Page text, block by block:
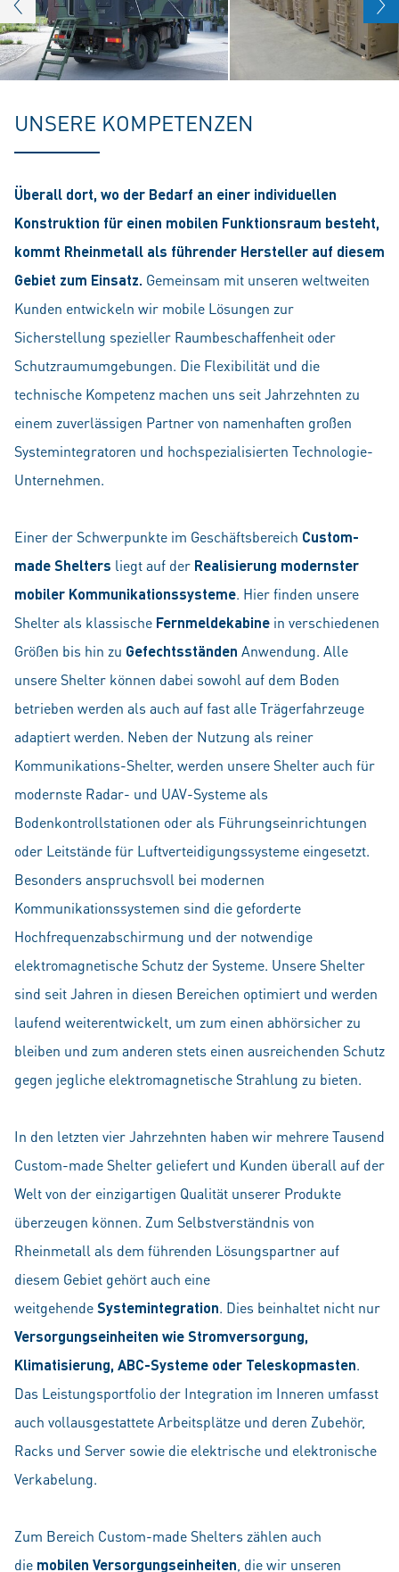
UNSERE KOMPETENZEN
Überall dort, wo der Bedarf an einer individuellen
Konstruktion für einen mobilen Funktionsraum besteht,
kommt Rheinmetall als führender Hersteller auf diesem
Gebiet zum Einsatz. Gemeinsam mit unseren weltweiten
Kunden entwickeln wir mobile Lösungen zur
Sicherstellung spezieller Raumbeschaffenheit oder
Schutzraumumgebungen. Die Flexibilität und die
technische Kompetenz machen uns seit Jahrzehnten zu
einem zuverlässigen Partner von namenhaften großen
Systemintegratoren und hochspezialisierten Technologie-
Unternehmen.
Einer der Schwerpunkte im Geschäftsbereich Custom-
made Shelters liegt auf der Realisierung modernster
mobiler Kommunikationssysteme. Hier finden unsere
Shelter als klassische Fernmeldekabine in verschiedenen
Größen bis hin zu Gefechtsständen Anwendung. Alle
unsere Shelter können dabei sowohl auf dem Boden
betrieben werden als auch auf fast alle Trägerfahrzeuge
adaptiert werden. Neben der Nutzung als reiner
Kommunikations-Shelter, werden unsere Shelter auch für
modernste Radar- und UAV-Systeme als
Bodenkontrollstationen oder als Führungseinrichtungen
oder Leitstände für Luftverteidigungssysteme eingesetzt.
Besonders anspruchsvoll bei modernen
Kommunikationssystemen sind die geforderte
Hochfrequenzabschirmung und der notwendige
elektromagnetische Schutz der Systeme. Unsere Shelter
sind seit Jahren in diesen Bereichen optimiert und werden
laufend weiterentwickelt, um zum einen abhörsicher zu
bleiben und zum anderen stets einen ausreichenden Schutz
gegen jegliche elektromagnetische Strahlung zu bieten.
In den letzten vier Jahrzehnten haben wir mehrere Tausend
Custom-made Shelter geliefert und Kunden überall auf der
Welt von der einzigartigen Qualität unserer Produkte
überzeugen können. Zum Selbstverständnis von
Rheinmetall als dem führenden Lösungspartner auf
diesem Gebiet gehört auch eine
weitgehendeSystemintegration. Dies beinhaltet nicht nur
Versorgungseinheiten wie Stromversorgung,
Klimatisierung, ABC-Systeme oder Teleskopmasten.
Das Leistungsportfolio der Integration im Inneren umfasst
auch vollausgestattete Arbeitsplätze und deren Zubehör,
Racks und Server sowie die elektrische und elektronische
Verkabelung.
Zum Bereich Custom-made Shelters zählen auch
die mobilen Versorgungseinheiten , die wir unseren